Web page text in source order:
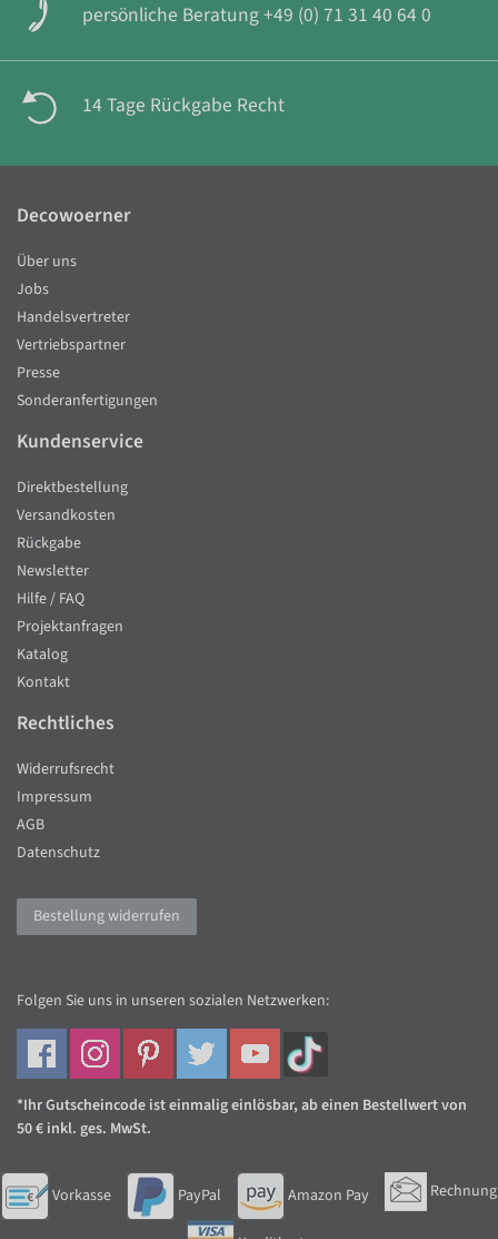
persönliche Beratung +49 (0) 71 31 40 64 0
14 Tage Rückgabe Recht
Decowoerner
Über uns
Jobs
Handelsvertreter
Vertriebspartner
Presse
Sonderanfertigungen
Kundenservice
Direktbestellung
Versandkosten
Rückgabe
Newsletter
Hilfe / FAQ
Projektanfragen
Katalog
Kontakt
Rechtliches
Widerrufsrecht
Impressum
AGB
Datenschutz
Bestellung widerrufen
Folgen Sie uns in unseren sozialen Netzwerken:
*Ihr Gutscheincode ist einmalig einlösbar, ab einen Bestellwert von
50 € inkl. ges. MwSt.
Vorkasse PayPal Amazon Pay Rechnung